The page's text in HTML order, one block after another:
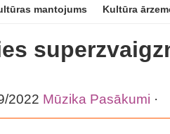
mantojums Kultūra
2022 Mūzika Pasākumi ·